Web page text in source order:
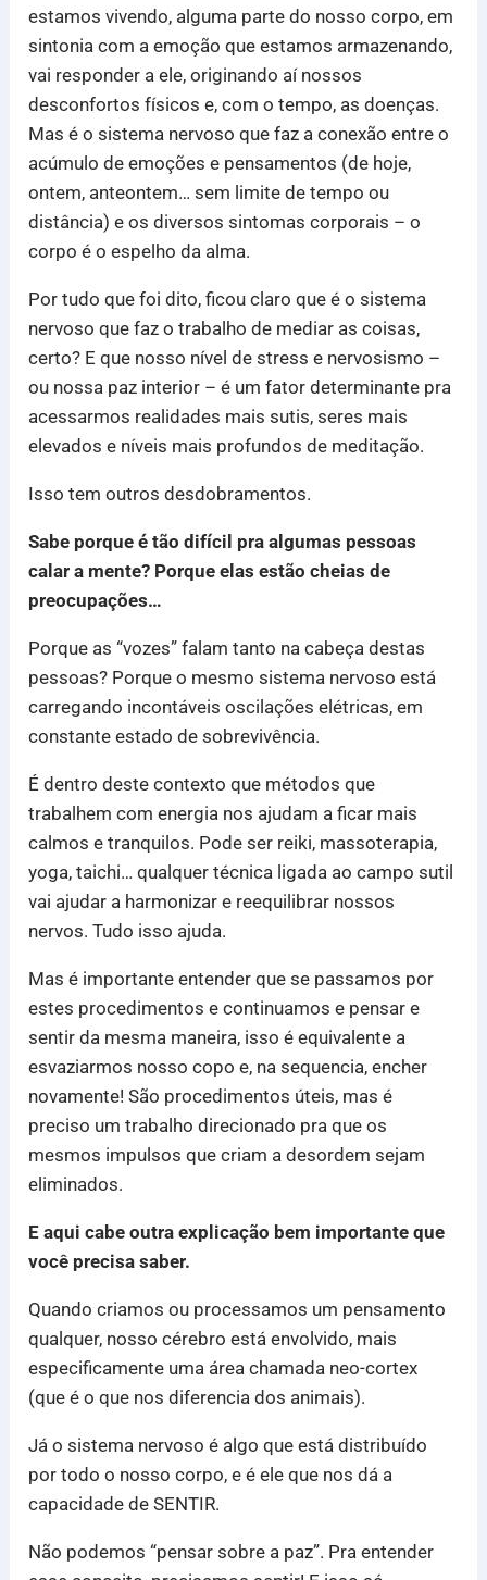
estamos vivendo, alguma parte do nosso corpo, em
sintonia com a emoção que estamos armazenando,
vai responder a ele, originando aí nossos
desconfortos físicos e, com o tempo, as doenças.
Mas é o sistema nervoso que faz a conexão entre o
acúmulo de emoções e pensamentos (de hoje,
ontem, anteontem… sem limite de tempo ou
distância) e os diversos sintomas corporais – o
corpo é o espelho da alma.
Por tudo que foi dito, ficou claro que é o sistema
nervoso que faz o trabalho de mediar as coisas,
certo? E que nosso nível de stress e nervosismo –
ou nossa paz interior – é um fator determinante pra
acessarmos realidades mais sutis, seres mais
elevados e níveis mais profundos de meditação.
Isso tem outros desdobramentos.
Sabe porque é tão difícil pra algumas pessoas
calar a mente? Porque elas estão cheias de
preocupações…
Porque as “vozes” falam tanto na cabeça destas
pessoas? Porque o mesmo sistema nervoso está
carregando incontáveis oscilações elétricas, em
constante estado de sobrevivência.
É dentro deste contexto que métodos que
trabalhem com energia nos ajudam a ficar mais
calmos e tranquilos. Pode ser reiki, massoterapia,
yoga, taichi… qualquer técnica ligada ao campo sutil
vai ajudar a harmonizar e reequilibrar nossos
nervos. Tudo isso ajuda.
Mas é importante entender que se passamos por
estes procedimentos e continuamos e pensar e
sentir da mesma maneira, isso é equivalente a
esvaziarmos nosso copo e, na sequencia, encher
novamente! São procedimentos úteis, mas é
preciso um trabalho direcionado pra que os
mesmos impulsos que criam a desordem sejam
eliminados.
E aqui cabe outra explicação bem importante que
você precisa saber.
Quando criamos ou processamos um pensamento
qualquer, nosso cérebro está envolvido, mais
especificamente uma área chamada neo-cortex
(que é o que nos diferencia dos animais).
Já o sistema nervoso é algo que está distribuído
por todo o nosso corpo, e é ele que nos dá a
capacidade de SENTIR.
Não podemos “pensar sobre a paz”. Pra entender